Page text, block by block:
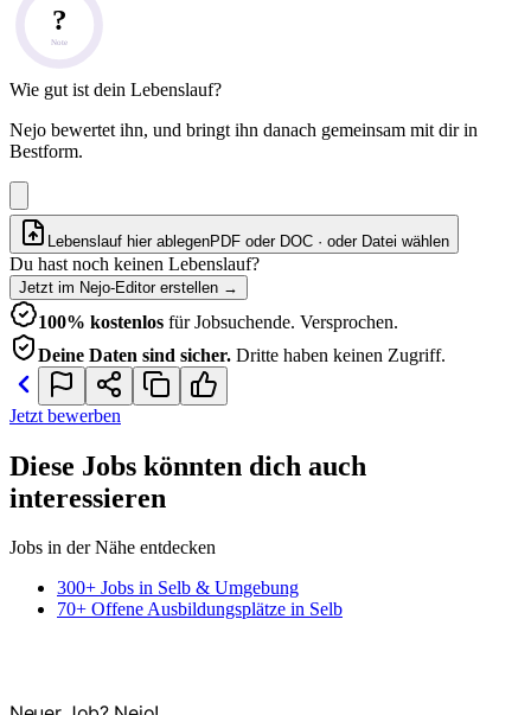
?
Note
Wie gut ist dein Lebenslauf?
Nejo bewertet ihn, und bringt ihn danach gemeinsam mit dir in
Bestform.
Lebenslauf hier ablegenPDF oder DOC · oder Datei wählen
Du hast noch keinen Lebenslauf?
Jetzt im Nejo-Editor erstellen →
100% kostenlos für Jobsuchende. Versprochen.
Deine Daten sind sicher. Dritte haben keinen Zugriff.
Jetzt bewerben
Diese Jobs könnten dich auch
interessieren
Jobs in der Nähe entdecken
300+ Jobs in Selb & Umgebung
70+ Offene Ausbildungsplätze in Selb